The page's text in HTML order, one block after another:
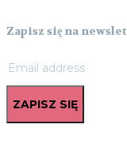
Zapisz się na
ZAPISZ SIĘ